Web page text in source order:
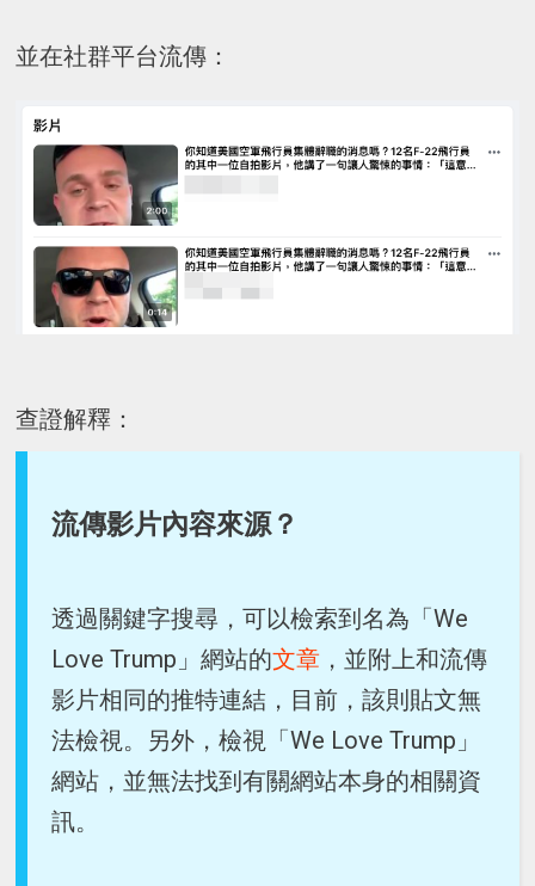
並在社群平台流傳：
查證解釋：
流傳影片內容來源？
透過關鍵字搜尋，可以檢索到名為「We
Love Trump」網站的文章 ，並附上和流傳
影片相同的推特連結，目前，該則貼文無
法檢視。另外，檢視「We Love Trump」
網站，並無法找到有關網站本身的相關資
訊。